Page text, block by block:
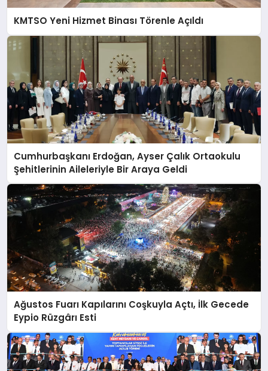
KMTSO Yeni Hizmet Binası Törenle Açıldı
Cumhurbaşkanı Erdoğan, Ayser Çalık Ortaokulu
Şehitlerinin Aileleriyle Bir Araya Geldi
Ağustos Fuarı Kapılarını Coşkuyla Açtı, İlk Gecede
Eypio Rüzgârı Esti